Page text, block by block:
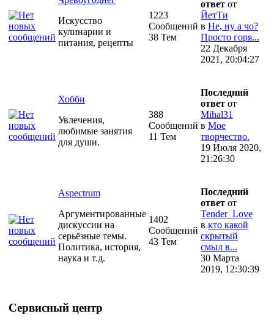
Искусство
кулинарии и
питания, рецепты
1223
Сообщений
38 Тем
ответ от
ЙетТи
в Не, ну а чо?
Просто горя...
22 Декабря
2021, 20:04:27
Хобби
Увлечения,
любимые занятия
для души.
388
Сообщений
11 Тем
Последний
ответ от
Mihal31
в Мое
творчество.
19 Июля 2020,
21:26:30
Aspectrum
Аргументированные
дискуссии на
серьёзные темы.
Политика, история,
наука и т.д.
1402
Сообщений
43 Тем
Последний
ответ от
Tender_Love
в кто какой
скрытый
смыл в...
30 Марта
2019, 12:30:39
Сервисный центр